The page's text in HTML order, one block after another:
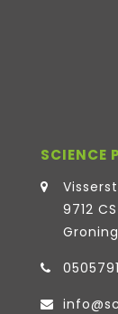
SCIENCE
9712 CS